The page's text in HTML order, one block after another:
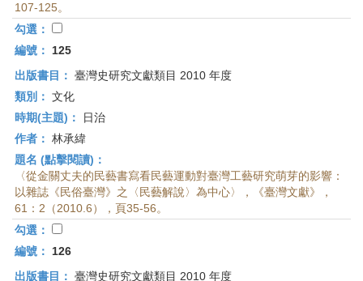
107-125。
勾選：
編號：
125
出版書目： 臺灣史研究文獻類目 2010 年度
類別： 文化
時期(主題)：
日治
作者： 林承緯
題名 (點擊閱讀)：
〈從金關丈夫的民藝書寫看民藝運動對臺灣工藝研究萌芽的影響：
以雜誌《民俗臺灣》之〈民藝解說〉為中心〉，《臺灣文獻》，
61：2（2010.6），頁35-56。
勾選：
編號：
126
出版書目： 臺灣史研究文獻類目 2010 年度